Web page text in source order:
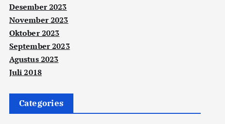
Desember 2023
November 2023
Oktober 2023
September 2023
Agustus 2023
Juli 2018
Categories